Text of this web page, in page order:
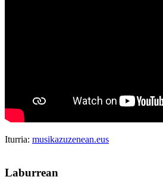
Iturria: musikazuzenean.eus
Laburrean